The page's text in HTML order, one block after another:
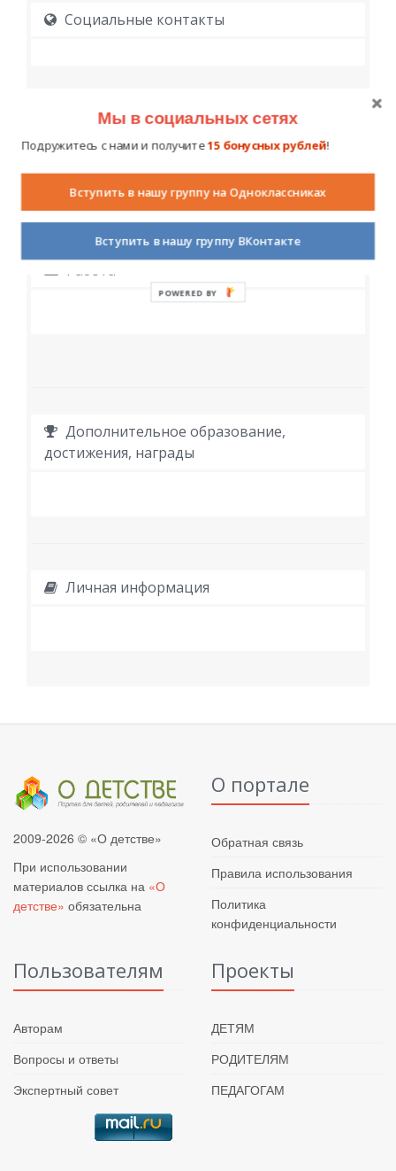
Социальные контакты
Работа
Дополнительное образование,
достижения, награды
Личная информация
2009-2026 © «О детстве»
При использовании
материалов ссылка на «О
детстве» обязательна
О портале
Обратная связь
Правила использования
Политика
конфиденциальности
Пользователям
Авторам
Вопросы и ответы
Экспертный совет
Проекты
ДЕТЯМ
РОДИТЕЛЯМ
ПЕДАГОГАМ
Мы в социальных сетях
Подружитесь с нами и получите15 бонусных рублей!
Вступить в нашу группу на Одноклассниках
Вступить в нашу группу ВКонтакте
POWERED BY